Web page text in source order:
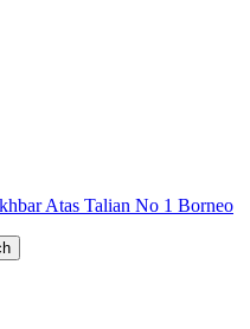
Atas Talian No 1 Borneo